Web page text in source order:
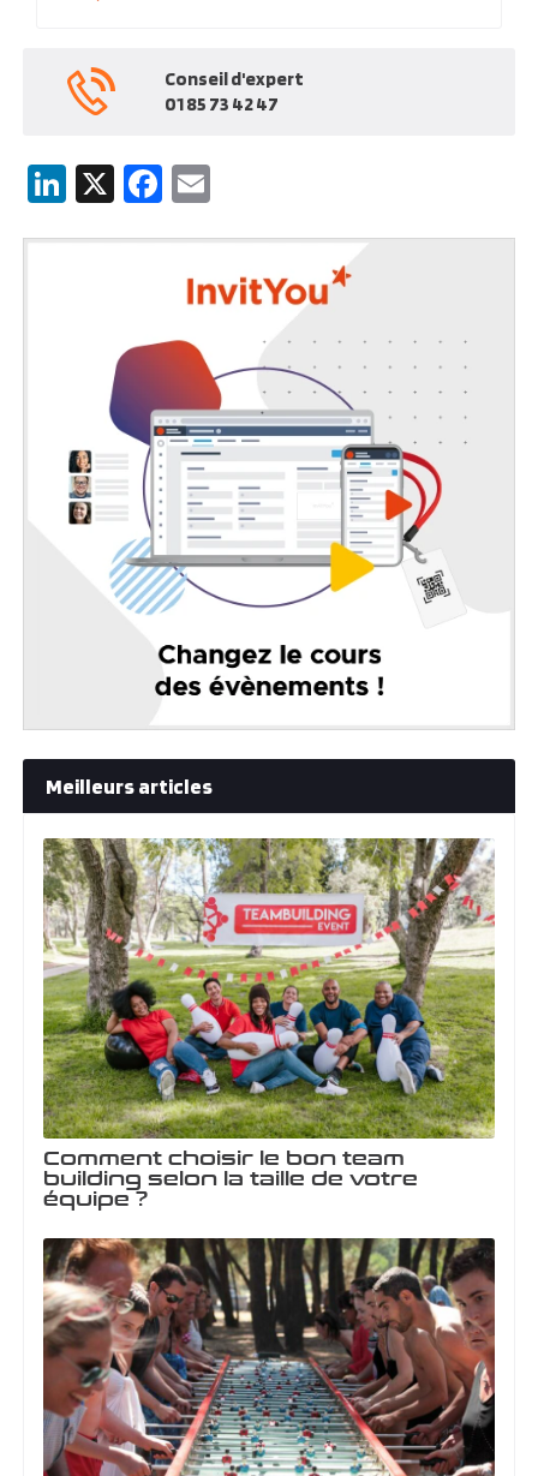
Conseil d'expert
01 85 73 42 47
LinkedIn
X Facebook
Meilleurs articles
Comment choisir le bon team
building selon la taille de votre
équipe ?